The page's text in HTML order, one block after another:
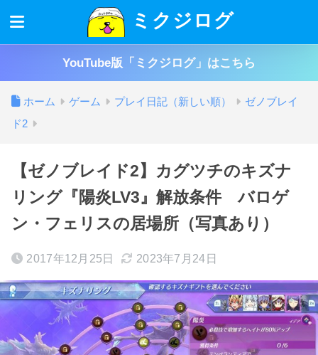
ミクジログ
YouTube版「ミクジログ」はこちら
ホーム ゲーム プレイ日記（新しい順）
ゼノブレイ
ド2
【ゼノブレイド2】カグツチのキズナ
リング『陽炎LV3』解放条件 バロゲ
ン・フェリスの居場所（写真あり）
2017年12月25日 2023年7月24日